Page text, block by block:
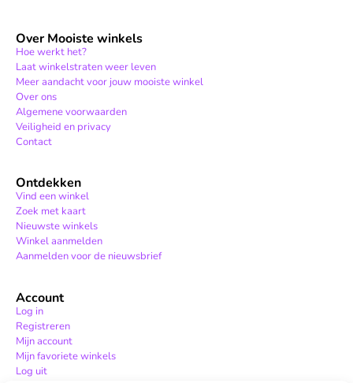
Over Mooiste winkels
Hoe werkt het?
Laat winkelstraten weer leven
Meer aandacht voor jouw mooiste winkel
Over ons
Algemene voorwaarden
Veiligheid en privacy
Contact
Ontdekken
Vind een winkel
Zoek met kaart
Nieuwste winkels
Winkel aanmelden
Aanmelden voor de nieuwsbrief
Account
Log in
Registreren
Mijn account
Mijn favoriete winkels
Log uit